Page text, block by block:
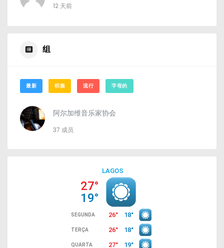
12 天前
组
最新 积极 流行 字母的
阿尔加维音乐家协会
37 成员